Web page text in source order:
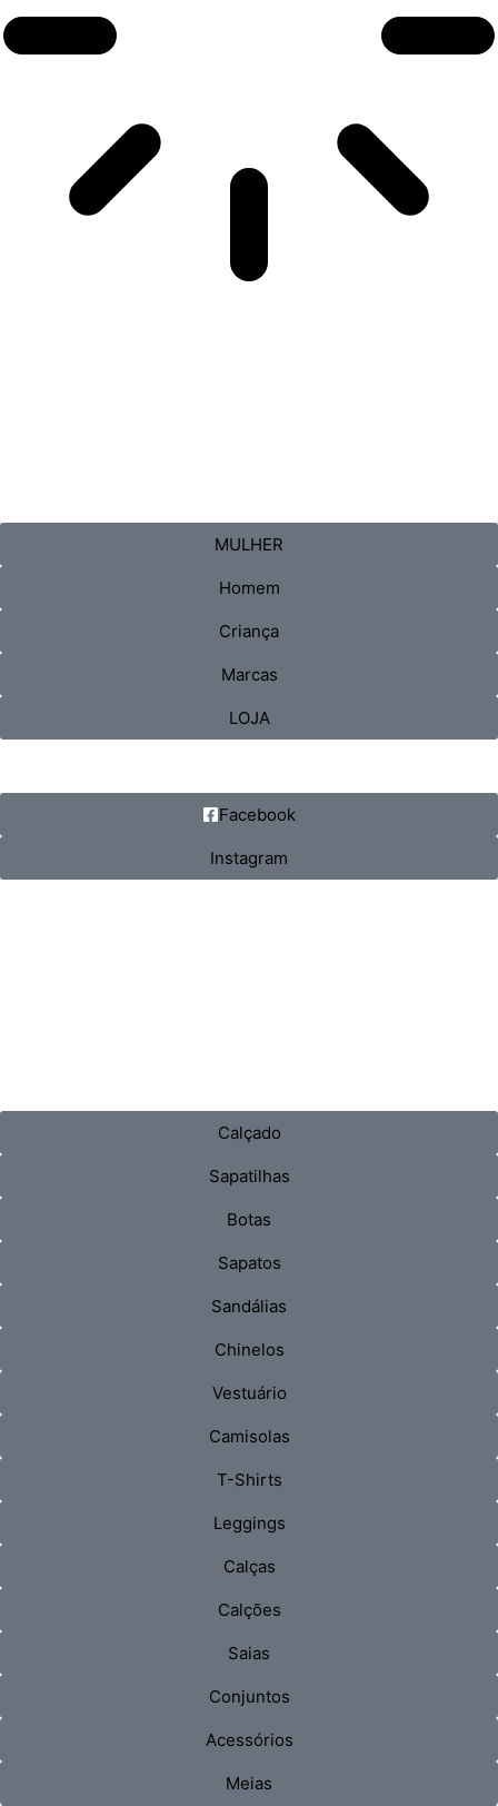
MULHER
Homem
Criança
Marcas
LOJA
Facebook
Instagram
Calçado
Sapatilhas
Botas
Sapatos
Sandálias
Chinelos
Vestuário
Camisolas
T-Shirts
Leggings
Calças
Calções
Saias
Conjuntos
Acessórios
Meias